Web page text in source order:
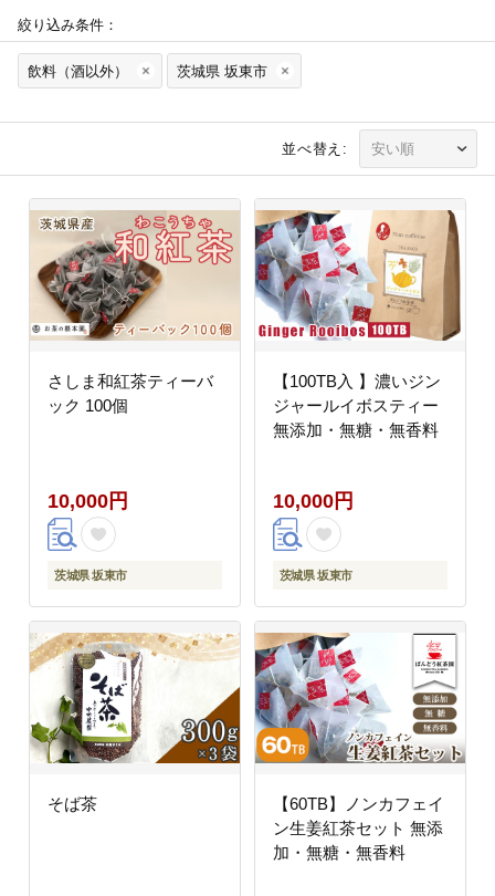
絞り込み条件：
飲料（酒以外） 茨城県 坂東市
並べ替え:
さしま和紅茶ティーバ
ック 100個
10,000円
茨城県 坂東市
【100TB入 】濃いジン
ジャールイボスティー
無添加・無糖・無香料
10,000円
茨城県 坂東市
そば茶
【60TB】ノンカフェイ
ン生姜紅茶セット 無添
加・無糖・無香料